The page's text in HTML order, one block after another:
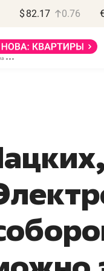
$ 82.17 0.76